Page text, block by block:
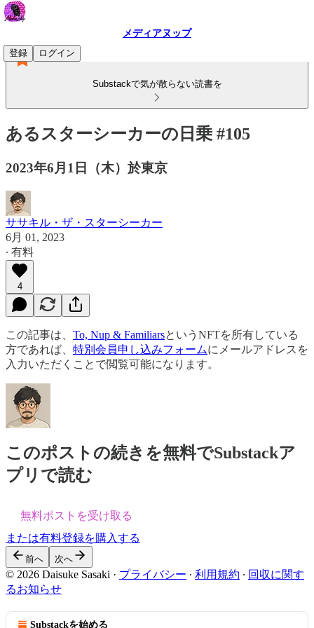
メディアヌップ
登録
ログイン
Substackで気が散らない読書を
あるスターシーカーの日乗 #105
2023年6月1日（木）於東京
ササキル・ザ・スターシーカー
6月 01, 2023
∙ 有料
4
この記事は、 To, Nup & FamiliarsというNFTを所有している
方であれば、 特別会員申し込みフォームにメールアドレスを
入力いただくことで閲覧可能になります。
このポストの続きを無料でSubstackア
プリで読む
無料ポストを受け取る
または有料登録を購入する
前へ 次へ
© 2026 Daisuke Sasaki · プライバシー ∙ 利用規約 ∙ 回収に関す
るお知らせ
Substackを始める